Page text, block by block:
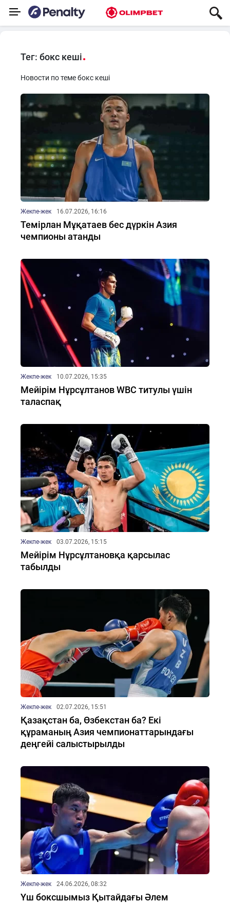
Тег: бокс кеші
Новости по теме бокс кеші
Жекпе-жек 16.07.2026, 16:16
Темірлан Мұқатаев бес дүркін Азия
чемпионы атанды
Жекпе-жек 10.07.2026, 15:35
Мейірім Нұрсұлтанов WBC титулы үшін
таласпақ
Жекпе-жек 03.07.2026, 15:15
Мейірім Нұрсұлтановқа қарсылас
табылды
Жекпе-жек 02.07.2026, 15:51
Қазақстан ба, Өзбекстан ба? Екі
құраманың Азия чемпионаттарындағы
деңгейі салыстырылды
Жекпе-жек 24.06.2026, 08:32
Үш боксшымыз Қытайдағы Әлем